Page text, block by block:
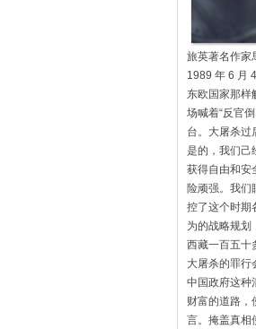
旅英著名作家
1989 年 6 月
东欧国家那样
场喊着“反官倒
台。大屠杀过
是的，我们己
获得自由和安
险顽强。 我们
控了这个时期
为的战略规划
西藏一百五十
大屠杀的罪行
中国政府这种
财富的道路，
言。 掩盖真相